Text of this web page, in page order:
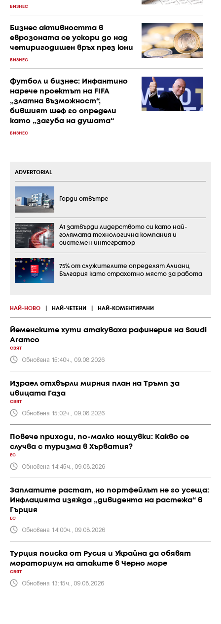
БИЗНЕС
Бизнес активността в
еврозоната се ускори до над
четиригодишен връх през юни
БИЗНЕС
Футбол и бизнес: Инфантино
нарече проектът на FIFA
„златна възможност“,
бившият шеф го определи
като „загуба на душата“
БИЗНЕС
НАЙ-НОВО НАЙ-ЧЕТЕНИ НАЙ-КОМЕНТИРАНИ
Йеменските хути атакуваха рафинерия на Saudi
Aramco
СВЯТ
Обновена 15:40ч., 09.08.2026
Израел отхвърли мирния план на Тръмп за
ивицата Газа
СВЯТ
Обновена 15:02ч., 09.08.2026
Повече приходи, по-малко нощувки: Какво се
случва с туризма в Хърватия?
ЕС
Обновена 14:45ч., 09.08.2026
Заплатите растат, но портфейлът не го усеща:
Инфлацията изяжда „дивидента на растежа“ в
Гърция
ЕС
Обновена 14:00ч., 09.08.2026
Турция поиска от Русия и Украйна да обявят
мораториум на атаките в Черно море
СВЯТ
Обновена 13:15ч., 09.08.2026
ADVERTORIAL
Горди отвътре
А1 затвърди лидерството си като най-
голямата технологична компания и
системен интегратор
75% от служителите определят Алианц
България като страхотно място за работа